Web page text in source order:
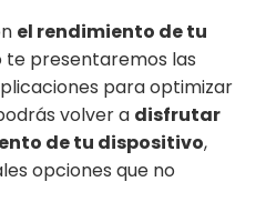
el rendimiento de tu
te presentaremos las
para optimizar
volver a disfrutar
de tu dispositivo,
opciones que no